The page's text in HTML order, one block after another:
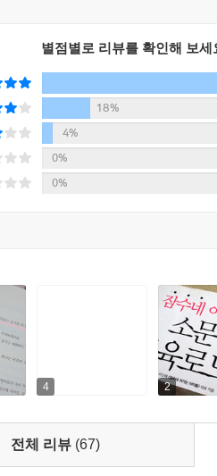
읽기를 즐기는 아이로 키우기
적과 입시를 위해 꼭 필요한 공부
당당히 제 몫을 다하도록 저력
지성의 총화이자 선배부모들의 노
, 쓰기, 말하기, 듣기 영역과 학습
짚어준다. 4부에서는 그대로 따
핵심과 교과서 공부법, 시험대비
을 특별부록으로 구성했다. 각 목
과 교수님들이 먼저 알고 권하는 공
별점별로 리뷰를 확인해 보세
18%
4%
0%
0%
4 2
전체 리뷰 (67)